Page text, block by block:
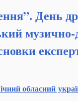
День
обласний